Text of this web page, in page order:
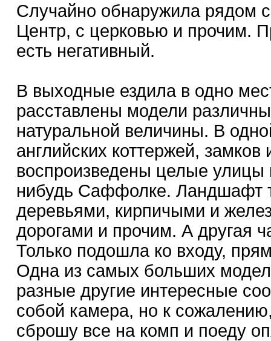
Случайно обнаружила рядом
Центр, с церковью и прочим.
есть негативный.
В выходные ездила в одно
расставлены модели
натуральной величины. В
английских коттержей,
воспроизведены целые улицы
нибудь Саффолке. Ландшафт
деревьями, кирпичыми и
дорогами и прочим. А другая
Только подошла ко входу,
Одна из самых больших
разные другие интересные
собой камера, но к
сброшу все на комп и поеду